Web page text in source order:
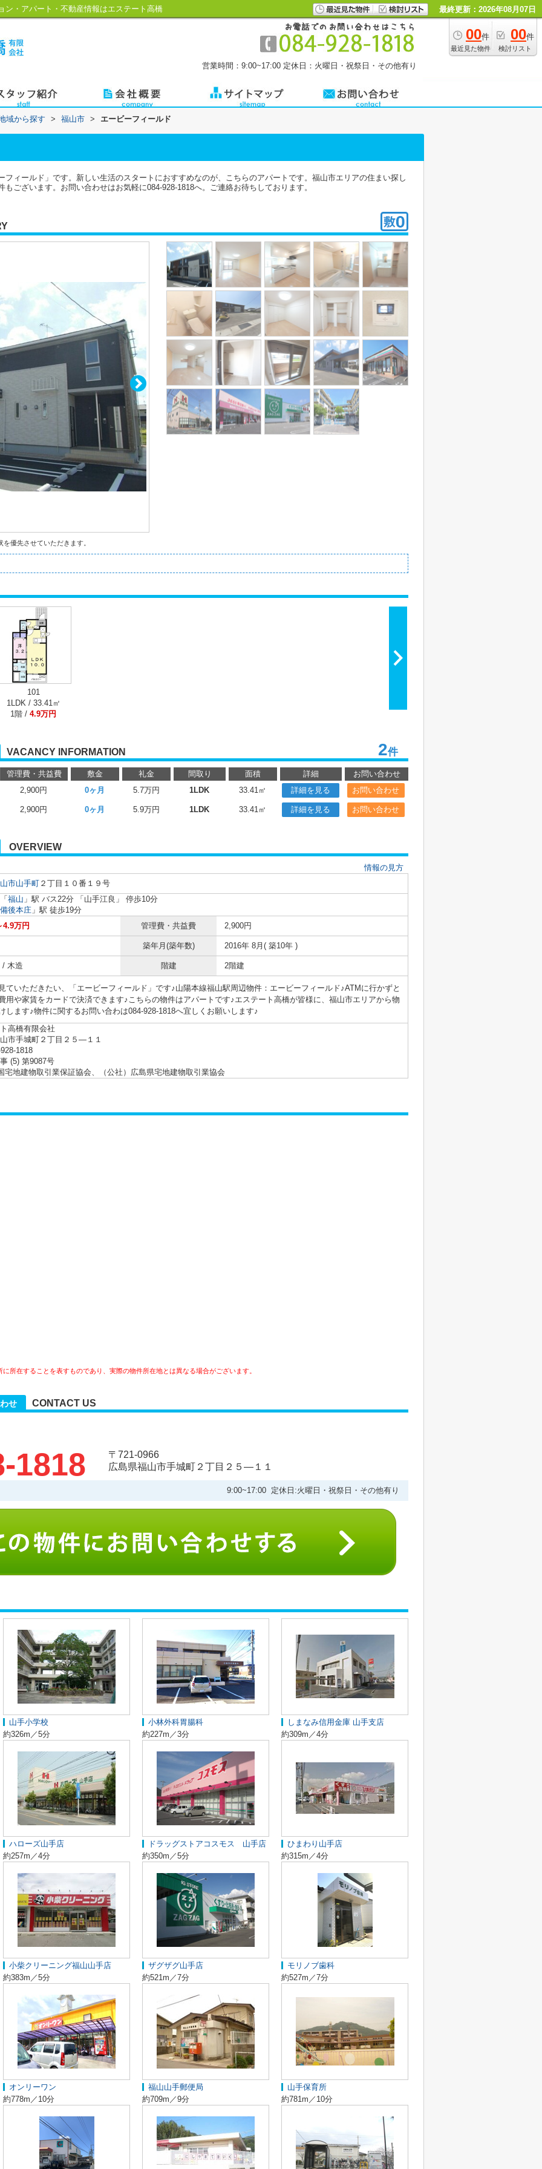
ン・アパート・不動産情報はエステート高橋 最終更新：2026年08月07日
00件
最近見た物件
00件
検討リスト
営業時間：9:00~17:00 定休日：火曜日・祝祭日・その他有り
域から探す > 福山市 > エービーフィールド
フィールド」です。新しい生活のスタートにおすすめなのが、こちらのアパートです。福山市エリアの住まい探し
ございます。お問い合わせはお気軽に084-928-1818へ。ご連絡お待ちしております。
優先させていただきます。
101
1LDK / 33.41㎡
1階 / 4.9万円
VACANCY INFORMATION 2件
管理費・共益費 敷金 礼金 間取り 面積 詳細
お問い合わせ
2,900円 0ヶ月 5.7万円 1LDK 33.41㎡ 詳細を見る お問い合わせ
2,900円 0ヶ月 5.9万円 1LDK 33.41㎡ 詳細を見る お問い合わせ
OVERVIEW
情報の見方
市山手町 ２丁目１０番１９号
「 福山 」駅 バス22分 「山手江良」 停歩10分
備後本庄 」駅 徒歩19分
4.9万円 管理費・共益費 2,900円
築年月(築年数) 2016年 8月( 築10年 )
/ 木造 階建 2階建
ていただきたい、「エービーフィールド」です♪山陽本線福山駅周辺物件：エービーフィールド♪ATMに行かずと
用や家賃をカードで決済できます♪こちらの物件はアパートです♪エステート高橋が皆様に、福山市エリアから物
します♪物件に関するお問い合わは084-928-1818へ宜しくお願いします♪
高橋有限会社
市手城町２丁目２５―１１
1818
(5) 第9087号
宅地建物取引業保証協会、（公社）広島県宅地建物取引業協会
所在することを表すものであり、実際の物件所在地とは異なる場合がございます。
せ CONTACT US
1818
〒721-0966
広島県福山市手城町２丁目２５―１１
9:00~17:00 定休日:火曜日・祝祭日・その他有り
山手小学校
約326m／5分
小林外科胃腸科
約227m／3分
しまなみ信用金庫 山手支店
約309m／4分
ハローズ山手店
約257m／4分
ドラッグストアコスモス 山手店
約350m／5分
ひまわり山手店
約315m／4分
小柴クリーニング福山山手店
約383m／5分
ザグザグ山手店
約521m／7分
モリノブ歯科
約527m／7分
オンリーワン
約778m／10分
福山山手郵便局
約709m／9分
山手保育所
約781m／10分